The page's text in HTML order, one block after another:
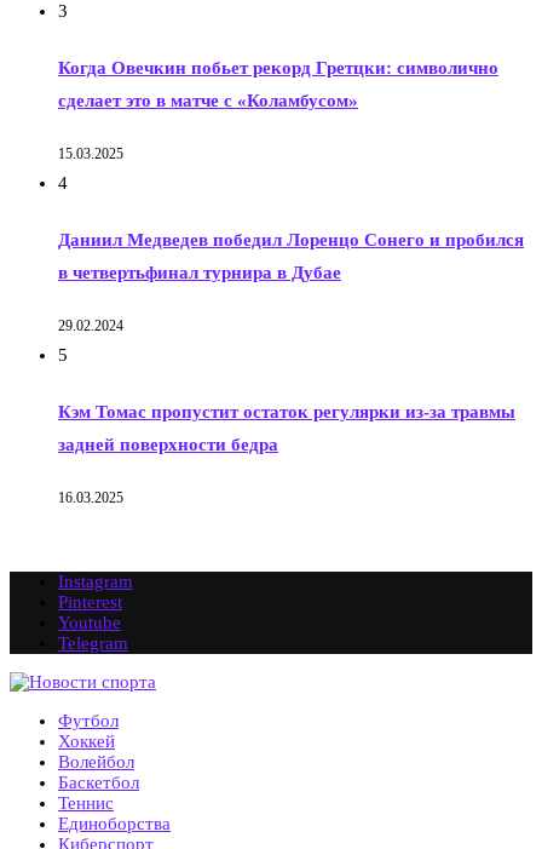
3
Когда Овечкин побьет рекорд Гретцки: символично
сделает это в матче с «Коламбусом»
15.03.2025
4
Даниил Медведев победил Лоренцо Сонего и пробился
в четвертьфинал турнира в Дубае
29.02.2024
5
Кэм Томас пропустит остаток регулярки из-за травмы
задней поверхности бедра
16.03.2025
Instagram
Pinterest
Youtube
Telegram
Футбол
Хоккей
Волейбол
Баскетбол
Теннис
Единоборства
Киберспорт